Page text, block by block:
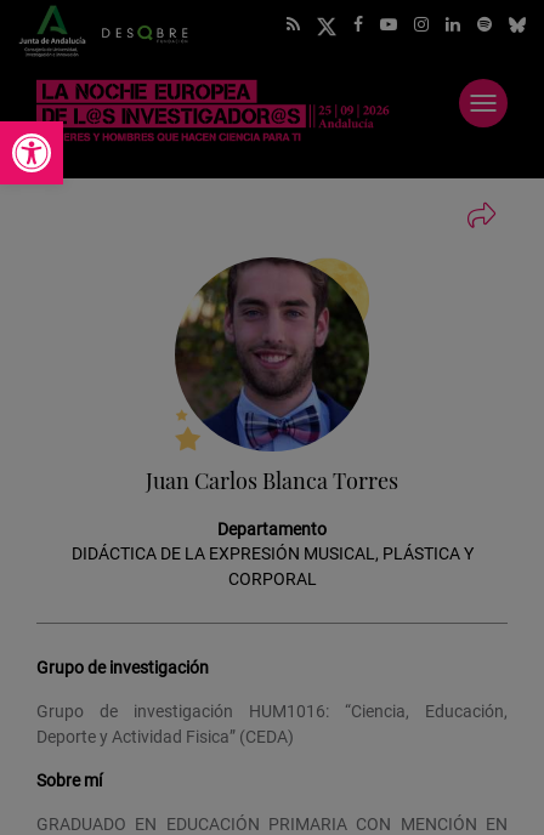
Abrir barra de herramientas
Abrir
menú
Juan Carlos Blanca Torres
Departamento
DIDÁCTICA DE LA EXPRESIÓN MUSICAL, PLÁSTICA Y
CORPORAL
Grupo de investigación
Grupo de investigación HUM1016: “Ciencia, Educación,
Deporte y Actividad Fisica” (CEDA)
Sobre mí
GRADUADO EN EDUCACIÓN PRIMARIA CON MENCIÓN EN